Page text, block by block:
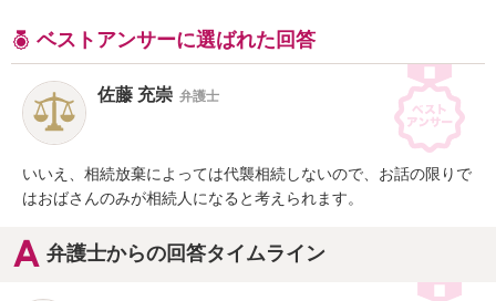
ベストアンサーに選ばれた回答
佐藤 充崇 弁護士
いいえ、相続放棄によっては代襲相続しないので、お話の限りで
はおばさんのみが相続人になると考えられます。
弁護士からの回答タイムライン